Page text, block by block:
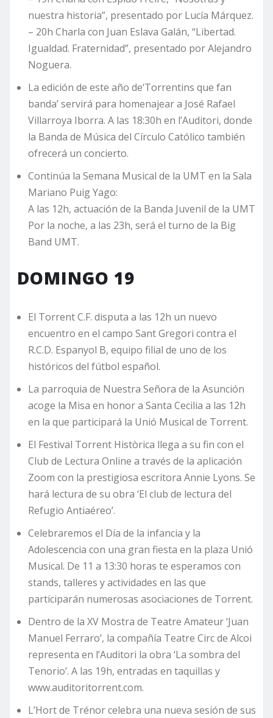
nuestra historia”, presentado por Lucía Márquez.
– 20h Charla con Juan Eslava Galán, “Libertad.
Igualdad. Fraternidad”, presentado por Alejandro
Noguera.
La edición de este año de‘Torrentins que fan
banda’ servirá para homenajear a José Rafael
Villarroya Iborra. A las 18:30h en l’Auditori, donde
la Banda de Música del Círculo Católico también
ofrecerá un concierto.
Continúa la Semana Musical de la UMT en la Sala
Mariano Puig Yago:
A las 12h, actuación de la Banda Juvenil de la UMT
Por la noche, a las 23h, será el turno de la Big
Band UMT.
DOMINGO 19
El Torrent C.F. disputa a las 12h un nuevo
encuentro en el campo Sant Gregori contra el
R.C.D. Espanyol B, equipo filial de uno de los
históricos del fútbol español.
La parroquia de Nuestra Señora de la Asunción
acoge la Misa en honor a Santa Cecilia a las 12h
en la que participará la Unió Musical de Torrent.
El Festival Torrent Històrica llega a su fin con el
Club de Lectura Online a través de la aplicación
Zoom con la prestigiosa escritora Annie Lyons. Se
hará lectura de su obra ‘El club de lectura del
Refugio Antiaéreo’.
Celebraremos el Día de la infancia y la
Adolescencia con una gran fiesta en la plaza Unió
Musical. De 11 a 13:30 horas te esperamos con
stands, talleres y actividades en las que
participarán numerosas asociaciones de Torrent.
Dentro de la XV Mostra de Teatre Amateur ‘Juan
Manuel Ferraro’, la compañía Teatre Circ de Alcoi
representa en l’Auditori la obra ‘La sombra del
Tenorio’. A las 19h, entradas en taquillas y
www.auditoritorrent.com.
L’Hort de Trénor celebra una nueva sesión de sus